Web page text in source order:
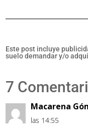
Este post incluye
suelo demandar y/o
7
Macarena
las 14:55